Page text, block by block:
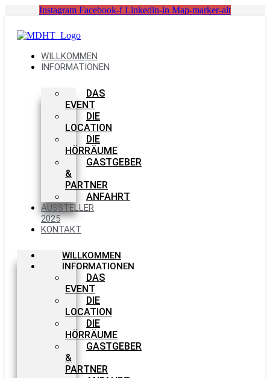
springen
Instagram Facebook-f Linkedin-in Map-marker-alt
WILLKOMMEN
INFORMATIONEN
DAS
EVENT
DIE
LOCATION
DIE
HÖRRÄUME
GASTGEBER
&
PARTNER
ANFAHRT
AUSSTELLER
2025
KONTAKT
WILLKOMMEN
INFORMATIONEN
DAS
EVENT
DIE
LOCATION
DIE
HÖRRÄUME
GASTGEBER
&
PARTNER